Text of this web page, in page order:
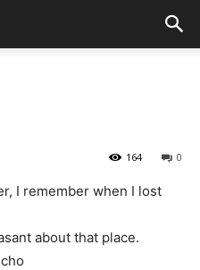
0
164
I remember when I lost
about that place.